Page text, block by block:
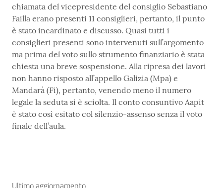
chiamata del vicepresidente del consiglio Sebastiano
Failla erano presenti 11 consiglieri, pertanto, il punto
è stato incardinato e discusso. Quasi tutti i
consiglieri presenti sono intervenuti sull’argomento
ma prima del voto sullo strumento finanziario è stata
chiesta una breve sospensione. Alla ripresa dei lavori
non hanno risposto all’appello Galizia (Mpa) e
Mandarà (Fi), pertanto, venendo meno il numero
legale la seduta si è sciolta. Il conto consuntivo Aapit
è stato così esitato col silenzio-assenso senza il voto
finale dell’aula.
Ultimo aggiornamento